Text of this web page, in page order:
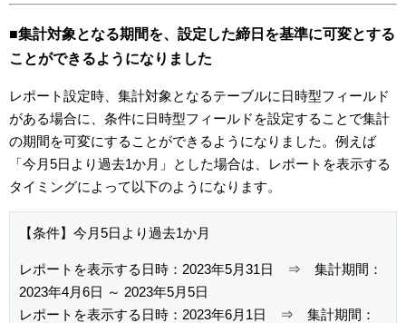
■集計対象となる期間を、設定した締日を基準に可変とする
ことができるようになりました
レポート設定時、集計対象となるテーブルに日時型フィールド
がある場合に、条件に日時型フィールドを設定することで集計
の期間を可変にすることができるようになりました。例えば
「今月5日より過去1か月」とした場合は、レポートを表示する
タイミングによって以下のようになります。
【条件】今月5日より過去1か月
レポートを表示する日時：2023年5月31日 ⇒ 集計期間：
2023年4月6日 ～ 2023年5月5日
レポートを表示する日時：2023年6月1日 ⇒ 集計期間：